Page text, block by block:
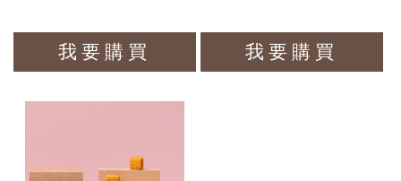
我要購買 我要購買